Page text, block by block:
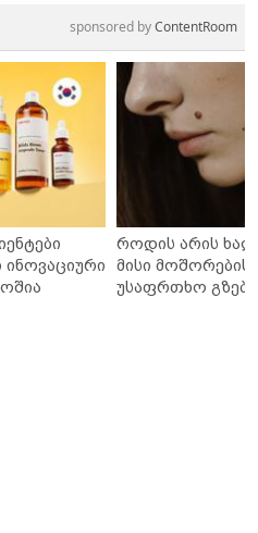
sponsored byContentRoom
როდის არის
მისი მოშორების
უსაფრთხო გზები